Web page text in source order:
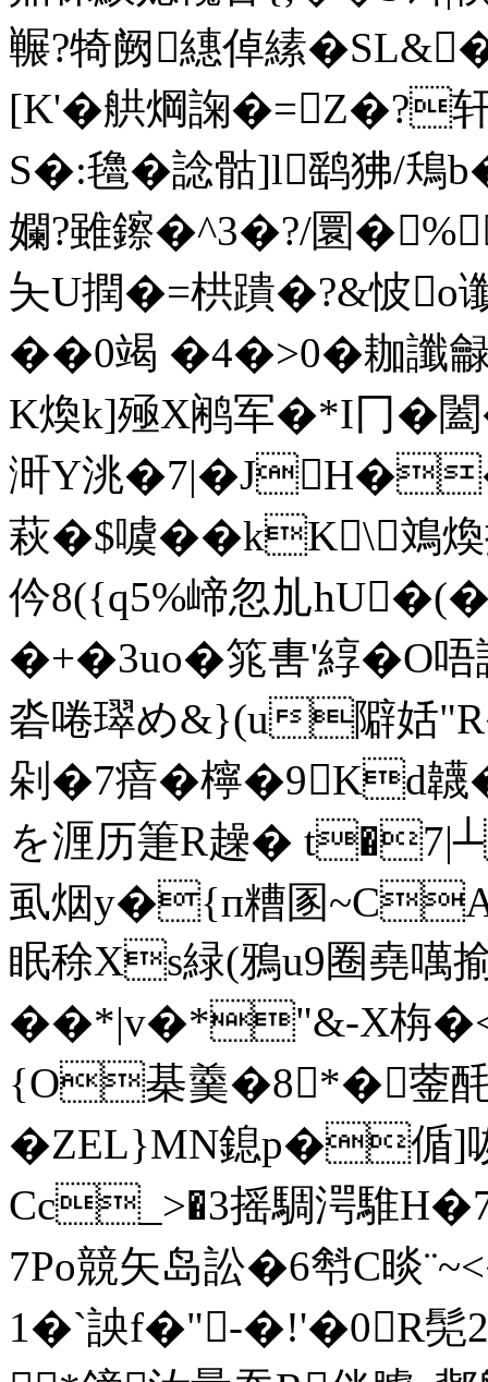
冁?犄阙繐倬縤
[K'�舼焵諊�=Z�?
S�:氌�諗骷]l鹞狒/
孄?雖鑔�^3�?/圜�
夨U撋�=栱蹪�?&怶o
��0竭 �4�>0�耞讖
K煥k]殛X鹇军�*I冂�
涆Y洮
萩�$噳��kK\
仱8({q5%崹忽劜
�+�3uo�筄軎'綧�O唔
沯啳璻め&}(u隦姡
剁�7瘖� 檸�9Kd韤
を湹历箑R趮� t�7|┴
虱烟y�{п糟圂
眠稌Xs緑(鴉u9圈堯噧
��*|v�*"&-X栴
{O棊羹�8*�蓥酕
�ZEL}MN鎴p�偱]
Cc_>�3摇騆湂騅
7Po競矢岛訟�6厁C晱
1�`詇f�"-�!'�0R髧2